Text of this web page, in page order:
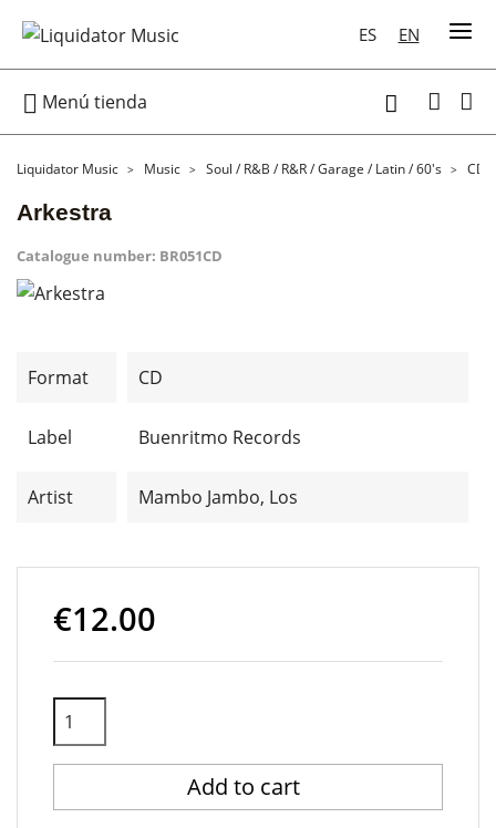
ES EN
 Menú tienda 
Liquidator Music Music Soul / R&B / R&R / Garage / Latin / 60's CD
Arkestra
Catalogue number: BR051CD
Format CD
Label Buenritmo Records
Artist Mambo Jambo, Los
€12.00
Add to cart